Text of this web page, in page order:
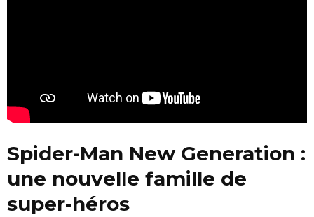
Spider-Man New Generation :
une nouvelle famille de
super-héros